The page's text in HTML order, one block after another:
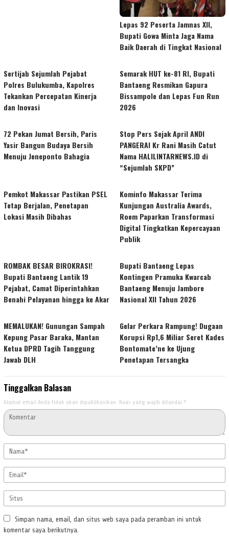
Lepas 92 Peserta Jamnas XII,
Bupati Gowa Minta Jaga Nama
Baik Daerah di Tingkat Nasional
Sertijab Sejumlah Pejabat
Polres Bulukumba, Kapolres
Tekankan Percepatan Kinerja
dan Inovasi
Semarak HUT ke-81 RI, Bupati
Bantaeng Resmikan Gapura
Bissampole dan Lepas Fun Run
2026
72 Pekan Jumat Bersih, Paris
Yasir Bangun Budaya Bersih
Menuju Jeneponto Bahagia
Stop Pers Sejak April ANDI
PANGERAI Kr Rani Masih Catut
Nama HALILINTARNEWS.ID di
“Sejumlah SKPD”
Pemkot Makassar Pastikan PSEL
Tetap Berjalan, Penetapan
Lokasi Masih Dibahas
Kominfo Makassar Terima
Kunjungan Australia Awards,
Roem Paparkan Transformasi
Digital Tingkatkan Kepercayaan
Publik
ROMBAK BESAR BIROKRASI!
Bupati Bantaeng Lantik 19
Pejabat, Camat Diperintahkan
Benahi Pelayanan hingga ke Akar
Bupati Bantaeng Lepas
Kontingen Pramuka Kwarcab
Bantaeng Menuju Jambore
Nasional XII Tahun 2026
MEMALUKAN! Gunungan Sampah
Kepung Pasar Baraka, Mantan
Ketua DPRD Tagih Tanggung
Jawab DLH
Gelar Perkara Rampung! Dugaan
Korupsi Rp1,6 Miliar Seret Kades
Bontomate’ne ke Ujung
Penetapan Tersangka
Tinggalkan Balasan
Alamat email Anda tidak akan dipublikasikan. Ruas yang wajib ditandai *
Simpan nama, email, dan situs web saya pada peramban ini untuk
komentar saya berikutnya.